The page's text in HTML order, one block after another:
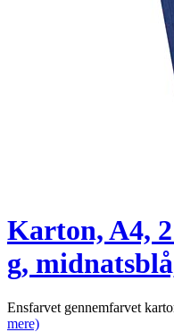
Karton, A4,
g,
Ensfarvet gennemfarvet
mere)